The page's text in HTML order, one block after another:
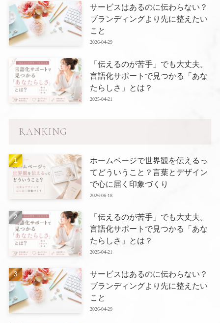
サービスはあるのに伝わらない？
ブランディングより先に整えたい
こと
2026-04-29
「伝えるのが苦手」でも大丈夫。
言語化サポートで見つかる「あな
たらしさ」とは？
2025-04-21
RANKING
ホームページで世界観を伝えるっ
てどういうこと？言葉とデザイン
で心に届く印象づくり
2026-06-18
「伝えるのが苦手」でも大丈夫。
言語化サポートで見つかる「あな
たらしさ」とは？
2025-04-21
サービスはあるのに伝わらない？
ブランディングより先に整えたい
こと
2026-04-29